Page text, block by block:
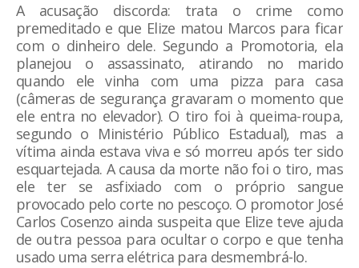
A acusação discorda: trata o crime como
premeditado e que Elize matou Marcos para ficar
com o dinheiro dele. Segundo a Promotoria, ela
planejou o assassinato, atirando no marido
quando ele vinha com uma pizza para casa
(câmeras de segurança gravaram o momento que
ele entra no elevador). O tiro foi à queima-roupa,
segundo o Ministério Público Estadual), mas a
vítima ainda estava viva e só morreu após ter sido
esquartejada. A causa da morte não foi o tiro, mas
ele ter se asfixiado com o próprio sangue
provocado pelo corte no pescoço. O promotor José
Carlos Cosenzo ainda suspeita que Elize teve ajuda
de outra pessoa para ocultar o corpo e que tenha
usado uma serra elétrica para desmembrá-lo.